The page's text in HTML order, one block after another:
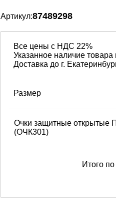
Артикул:87489298
Все цены с НДС 22%
Указанное наличие
Доставка до г.
Размер
Очки защитные открытые
(ОЧК301)
Итого